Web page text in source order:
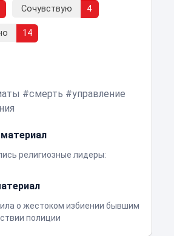
Сочувствую 4
14
смерть
управление
религиозные лидеры:
о жестоком избиении бывшим
полиции